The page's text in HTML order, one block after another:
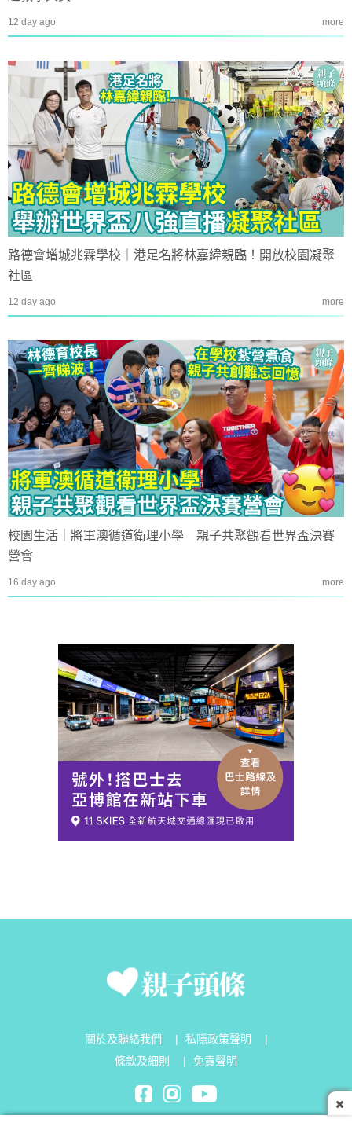
12 day ago more
路德會增城兆霖學校｜港足名將林嘉緯親臨！開放校園凝聚
社區
12 day ago more
校園生活｜將軍澳循道衛理小學 親子共聚觀看世界盃決賽
營會
16 day ago more
關於及聯絡我們 私隱政策聲明
條款及細則
免責聲明